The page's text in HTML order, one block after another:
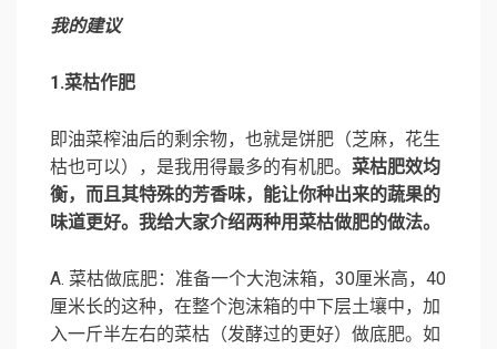
我的建议
1.菜枯作肥
即油菜榨油后的剩余物，也就是饼肥（芝麻，花生
枯也可以），是我用得最多的有机肥。 菜枯肥效均
衡，而且其特殊的芳香味，能让你种出来的蔬果的
味道更好。我给大家介绍两种用菜枯做肥的做法。
A. 菜枯做底肥：准备一个大泡沫箱，30厘米高，40
厘米长的这种，在整个泡沫箱的中下层土壤中，加
入一斤半左右的菜枯（发酵过的更好）做底肥。如